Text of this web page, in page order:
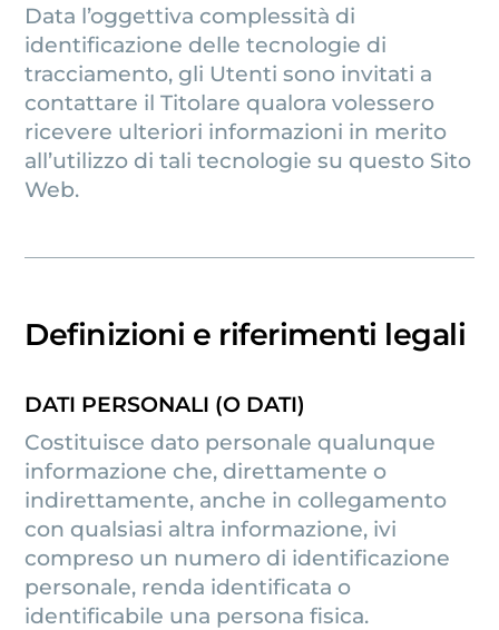
Data l’oggettiva complessità di
identificazione delle tecnologie di
tracciamento, gli Utenti sono invitati a
contattare il Titolare qualora volessero
ricevere ulteriori informazioni in merito
all’utilizzo di tali tecnologie su questo Sito
Web.
Definizioni e riferimenti legali
DATI PERSONALI (O DATI)
Costituisce dato personale qualunque
informazione che, direttamente o
indirettamente, anche in collegamento
con qualsiasi altra informazione, ivi
compreso un numero di identificazione
personale, renda identificata o
identificabile una persona fisica.